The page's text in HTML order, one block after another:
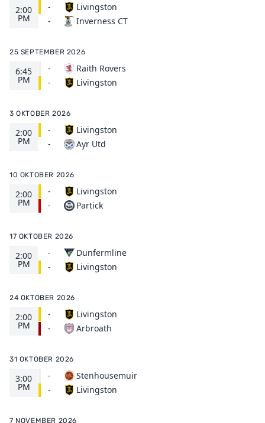
2:00
PM
-
-
Livingston
Inverness CT
25 SEPTEMBER 2026
6:45
PM
-
-
Raith Rovers
Livingston
3 OKTOBER 2026
2:00
PM
-
-
Livingston
Ayr Utd
10 OKTOBER 2026
2:00
PM
-
-
Livingston
Partick
17 OKTOBER 2026
2:00
PM
-
-
Dunfermline
Livingston
24 OKTOBER 2026
2:00
PM
-
-
Livingston
Arbroath
31 OKTOBER 2026
3:00
PM
-
-
Stenhousemuir
Livingston
7 NOVEMBER 2026